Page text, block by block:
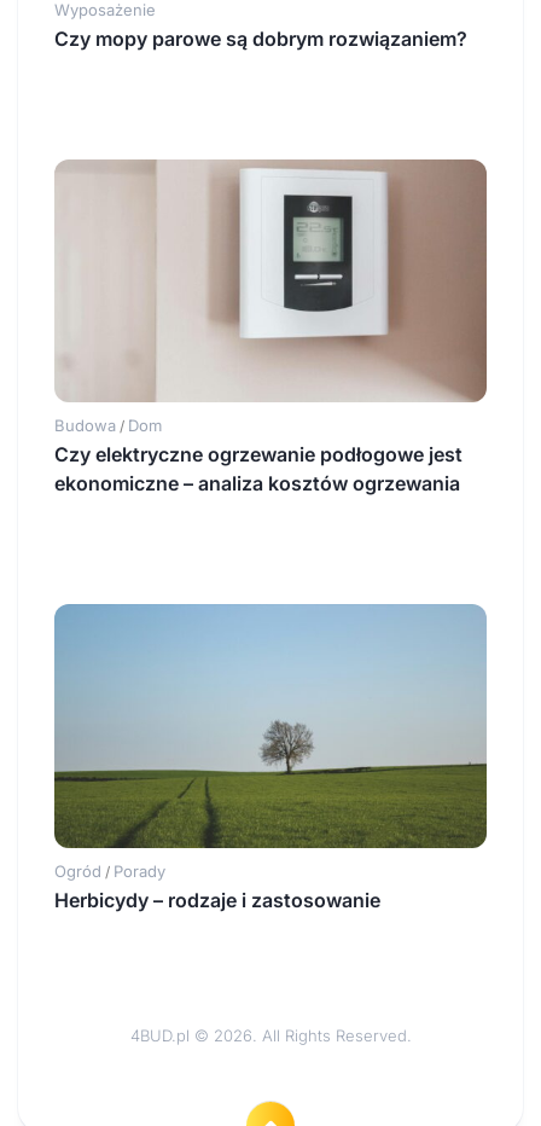
Wyposażenie
Czy mopy parowe są dobrym rozwiązaniem?
Budowa / Dom
Czy elektryczne ogrzewanie podłogowe jest
ekonomiczne – analiza kosztów ogrzewania
Ogród / Porady
Herbicydy – rodzaje i zastosowanie
4BUD.pl © 2026. All Rights Reserved.